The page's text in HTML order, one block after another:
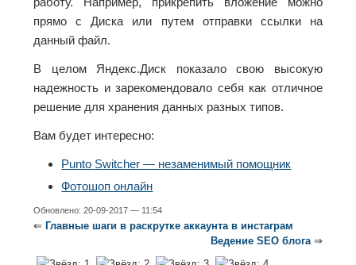
прямо с Диска или путем отправки ссылки на
данный файл.
В целом Яндекс.Диск показало свою высокую
надежность и зарекомендовало себя как отличное
решение для хранения данных разных типов.
Вам будет интересно:
Punto Switcher — незаменимый помощник
Фотошоп онлайн
Обновлено: 20-09-2017 — 11:54
⇐ Главные шаги в раскрутке аккаунта в инстаграм
Ведение SEO блога⇒